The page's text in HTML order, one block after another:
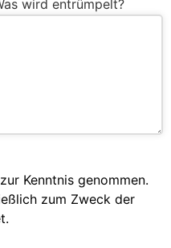
wird entrümpelt?
Kenntnis genommen.
zum Zweck der